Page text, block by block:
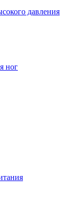
давления
ног